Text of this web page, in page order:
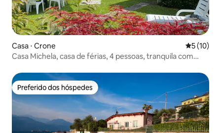
Casa ⋅ Crone 5 de uma
5 (10)
Casa Michela, casa de férias, 4 pessoas, tranquila com
Preferido dos hóspedes
Preferido dos hóspedes